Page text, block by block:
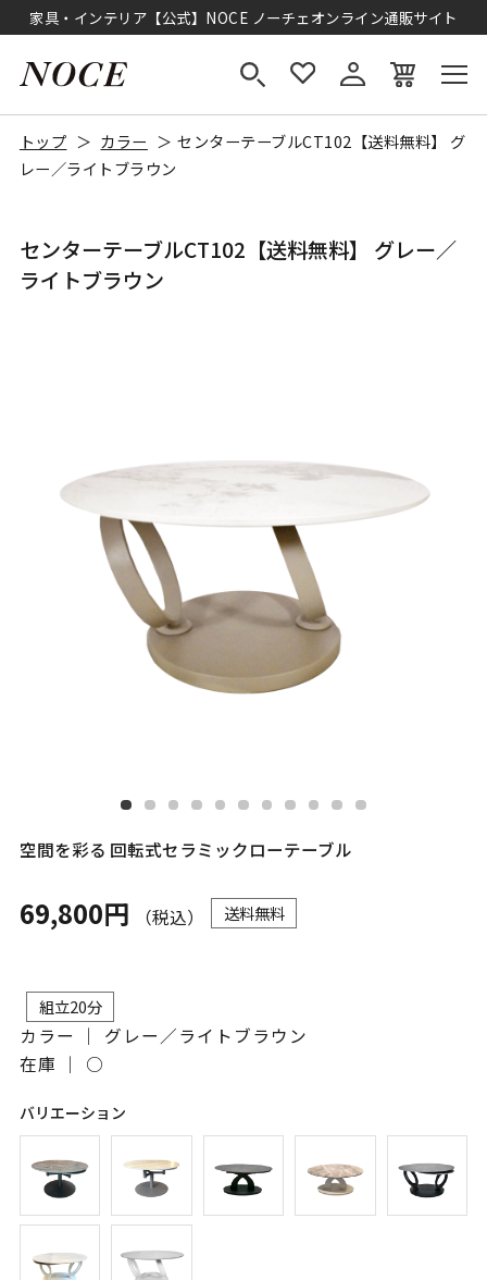
家具・インテリア【公式】NOCE ノーチェオンライン通販サイト
トップ カラー
センターテーブルCT102【送料無料】 グ
レー／ライトブラウン
センターテーブルCT102【送料無料】 グレー／
ライトブラウン
空間を彩る 回転式セラミックローテーブル
69,800円 （税込） 送料無料
組立20分
カラー ｜ グレー／ライトブラウン
在庫 ｜ ○
バリエーション